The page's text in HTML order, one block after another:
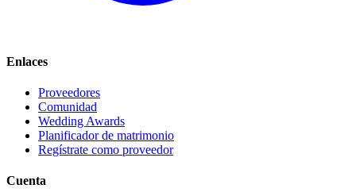
Enlaces
Proveedores
Comunidad
Wedding Awards
Planificador de matrimonio
Regístrate como proveedor
Cuenta